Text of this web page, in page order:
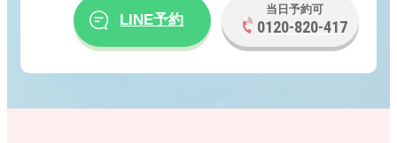
LINE予約
当日予約可
0120-820-417